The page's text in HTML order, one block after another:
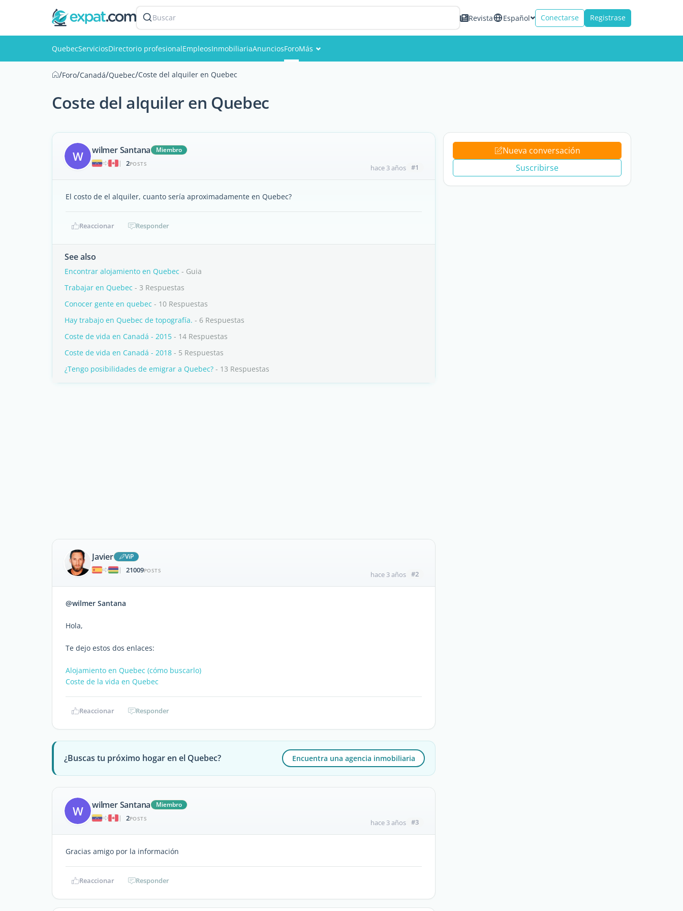
Buscar Revista Español Conectarse Registrase
QuebecServiciosDirectorio profesionalEmpleosInmobiliariaAnunciosForoMás
/Foro/Canadá/Quebec/Coste del alquiler en Quebec
Coste del alquiler en Quebec
W wilmer Santana
Miembro
|
2POSTS hace 3 años #1
El costo de el alquiler, cuanto sería aproximadamente en Quebec?
Reaccionar Responder
See also
Encontrar alojamiento en Quebec - Guia
Trabajar en Quebec - 3 Respuestas
Conocer gente en quebec - 10 Respuestas
Hay trabajo en Quebec de topografía. - 6 Respuestas
Coste de vida en Canadá - 2015 - 14 Respuestas
Coste de vida en Canadá - 2018 - 5 Respuestas
¿Tengo posibilidades de emigrar a Quebec? - 13 Respuestas
Javier
ViP
|
21009POSTS hace 3 años #2
@wilmer Santana
Hola,
Te dejo estos dos enlaces:
Alojamiento en Quebec (cómo buscarlo)
Coste de la vida en Quebec
Reaccionar Responder
¿Buscas tu próximo hogar en el Quebec? Encuentra una agencia inmobiliaria
W wilmer Santana
Miembro
|
2POSTS hace 3 años #3
Gracias amigo por la información
Reaccionar Responder
Nueva conversación
Suscribirse